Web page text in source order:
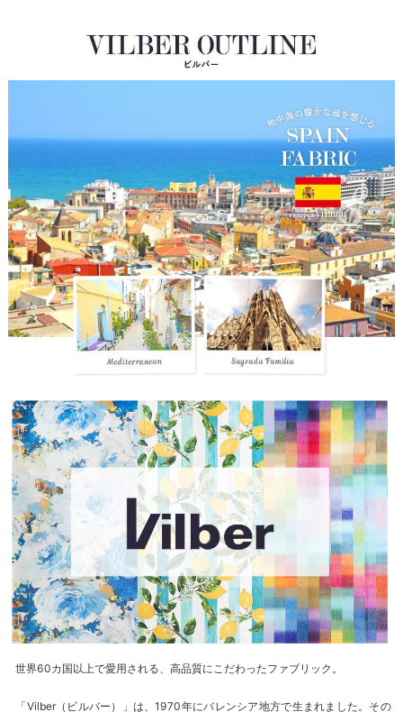
世界60カ国以上で愛用される、高品質にこだわったファブリック。
「Vilber（ビルバー）」は、1970年にバレンシア地方で生まれました。その